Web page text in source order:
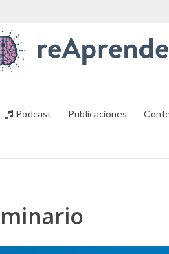
Podcast Publicaciones